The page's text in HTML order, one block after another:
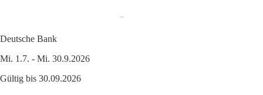
Deutsche Bank
Mi. 1.7. - Mi. 30.9.2026
Gültig bis 30.09.2026